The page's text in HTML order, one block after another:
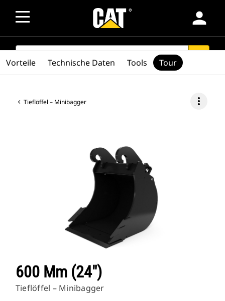
person
SEARCH
Tieflöffel – Minibagger more_vert
600 Mm (24″)
Tieflöffel – Minibagger
Vorteile Technische Daten Tools Tour